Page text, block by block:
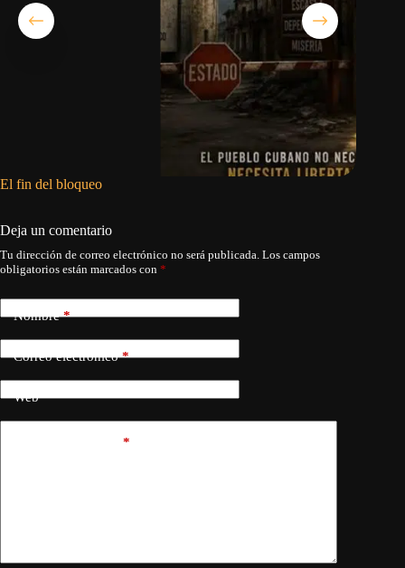
El fin del bloqueo
Deja un comentario
Tu dirección de correo electrónico no será publicada. Los campos
obligatorios están marcados con *
Nombre*
Correo electrónico*
Web
*